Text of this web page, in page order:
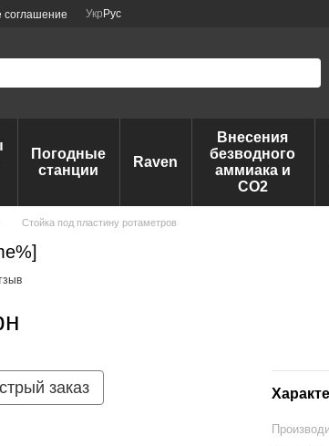
соглашение Укр Рус
Погодные
станции
Raven
Внесения
безводного
аммиака и
CO2
Стойка под пластину ротаметров
заказ